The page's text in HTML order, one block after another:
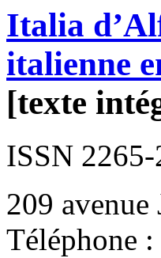
Italia
italienne
[texte
ISSN
209 avenue
Téléphone